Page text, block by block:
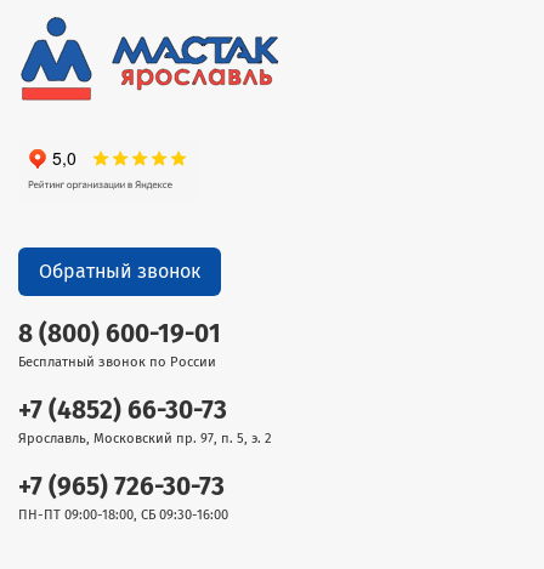
8 (800) 600-19-01
Бесплатный звонок по России
+7 (4852) 66-30-73
Ярославль, Московский пр. 97, п. 5, э. 2
+7 (965) 726-30-73
ПН-ПТ 09:00-18:00, СБ 09:30-16:00
Обратный звонок